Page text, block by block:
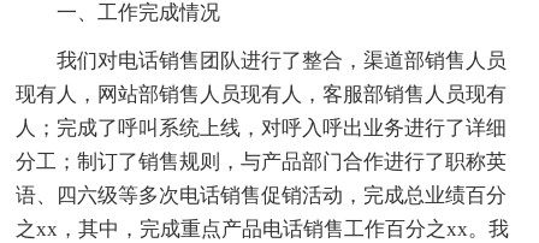
一、工作完成情况
我们对电话销售团队进行了整合，渠道部销售人员
现有人，网站部销售人员现有人，客服部销售人员现有
人；完成了呼叫系统上线，对呼入呼出业务进行了详细
分工；制订了销售规则，与产品部门合作进行了职称英
语、四六级等多次电话销售促销活动，完成总业绩百分
之xx，其中，完成重点产品电话销售工作百分之xx。我